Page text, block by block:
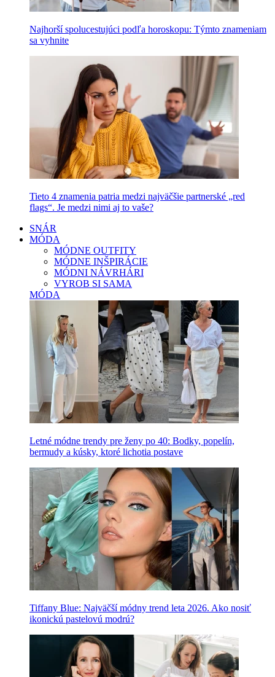
Najhorší spolucestujúci podľa horoskopu: Týmto znameniam
sa vyhnite
Tieto 4 znamenia patria medzi najväčšie partnerské „red
flags“. Je medzi nimi aj to vaše?
SNÁR
MÓDA
MÓDNE OUTFITY
MÓDNE INŠPIRÁCIE
MÓDNI NÁVRHÁRI
VYROB SI SAMA
MÓDA
Letné módne trendy pre ženy po 40: Bodky, popelín,
bermudy a kúsky, ktoré lichotia postave
Tiffany Blue: Najväčší módny trend leta 2026. Ako nosiť
ikonickú pastelovú modrú?